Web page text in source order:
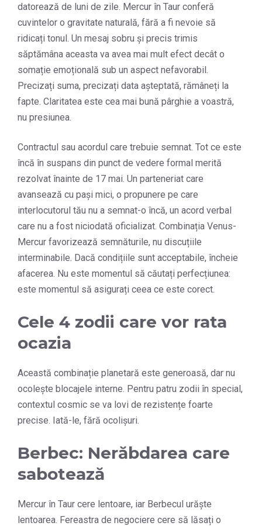
datorează de luni de zile. Mercur în Taur conferă
cuvintelor o gravitate naturală, fără a fi nevoie să
ridicați tonul. Un mesaj sobru și precis trimis
săptămâna aceasta va avea mai mult efect decât o
somație emoțională sub un aspect nefavorabil.
Precizați suma, precizați data așteptată, rămâneți la
fapte. Claritatea este cea mai bună pârghie a voastră,
nu presiunea.
Contractul sau acordul care trebuie semnat. Tot ce este
încă în suspans din punct de vedere formal merită
rezolvat înainte de 17 mai. Un parteneriat care
avansează cu pași mici, o propunere pe care
interlocutorul tău nu a semnat-o încă, un acord verbal
care nu a fost niciodată oficializat. Combinația Venus-
Mercur favorizează semnăturile, nu discuțiile
interminabile. Dacă condițiile sunt acceptabile, încheie
afacerea. Nu este momentul să căutați perfecțiunea:
este momentul să asigurați ceea ce este corect.
Cele 4 zodii care vor rata
ocazia
Această combinație planetară este generoasă, dar nu
ocolește blocajele interne. Pentru patru zodii în special,
contextul cosmic se va lovi de rezistențe foarte
precise. Iată-le, fără ocolișuri.
Berbec: Nerăbdarea care
sabotează
Mercur în Taur cere lentoare, iar Berbecul urăște
lentoarea. Fereastra de negociere cere să lăsați o